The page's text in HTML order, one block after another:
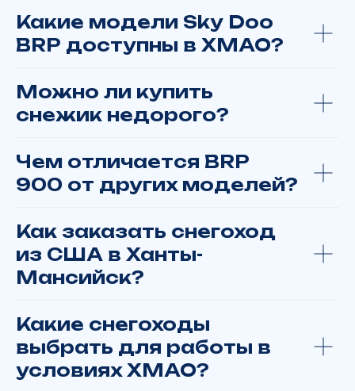
Какие модели Sky Doo
BRP доступны в ХМАО?
Можно ли купить
снежик недорого?
Чем отличается BRP
900 от других моделей?
Как заказать снегоход
из США в Ханты-
Мансийск?
Какие снегоходы
выбрать для работы в
условиях ХМАО?
перезвонили
+7
Вас интересует
Я даюсогласиена обработку
персональных данных в соответствии
с политикой конфиденциальности
ОТПРАВИТЬ
zakazyamalmoto@yandex.ru